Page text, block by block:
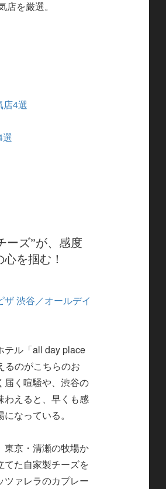
を厳選。
店4選
選
ーズ”が、感度
を掴む！
渋谷／オールデイ
テル「all day place
るのがこちらのお
届く喧騒や、渋谷の
わえると、早くも感
なっている。
東京・清瀬の牧場か
てた自家製チーズを
ツァレラのカプレー